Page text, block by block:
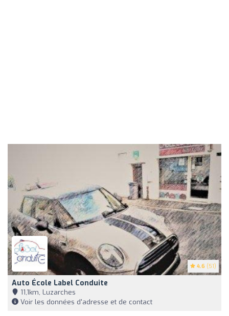
4.6 (51)
Auto École Label Conduite
11,1km, Luzarches
Voir les données d'adresse et de contact